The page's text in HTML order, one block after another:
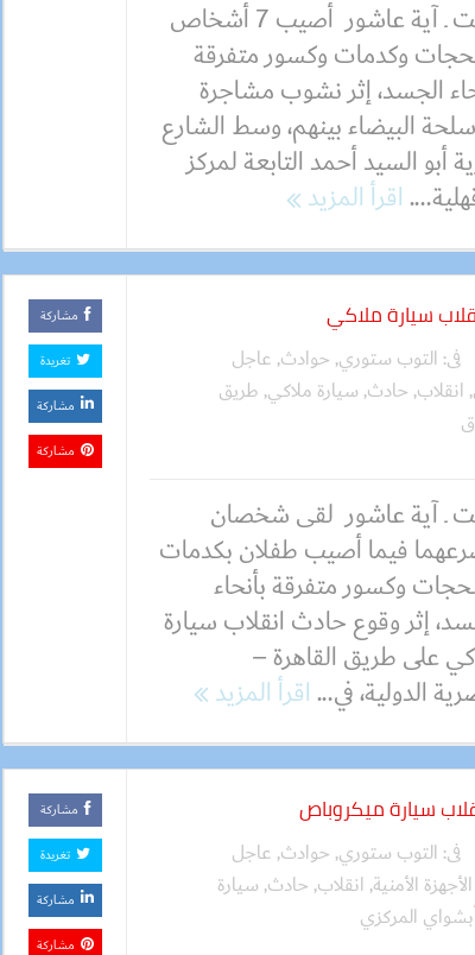
كتبت ـ آية عاشور أصيب 7 أشخاص
وكدمات وكسور متفرقة
الجسد، إثر نشوب مشاجرة
البيضاء بينهم، وسط الشارع
أبو السيد أحمد التابعة لمركز
اقرأ المزيد
فى: التوب ستوري, حوادث, عاجل
, انقلاب, حادث, سيارة ملاكي, طريق
ـ آية عاشور لقى شخصان
فيما أصيب طفلان بكدمات
وكسور متفرقة بأنحاء
إثر وقوع حادث انقلاب سيارة
على طريق القاهرة –
الدولية، في...اقرأ المزيد
مشاركة
تغريدة
مشاركة
مشاركة
فى: التوب ستوري, حوادث, عاجل
الأجهزة الأمنية, انقلاب, حادث, سيارة
المركزي
مشاركة
تغريدة
مشاركة
مشاركة